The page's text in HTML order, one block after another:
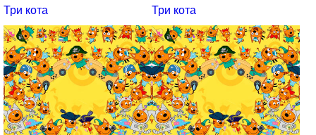
Три кота
Три кота